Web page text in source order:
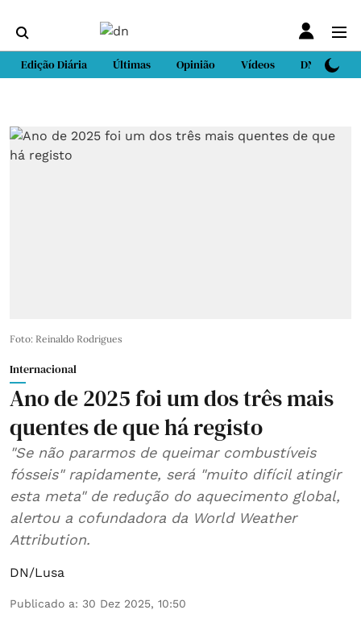
Edição Diária Últimas Opinião Vídeos DN Sport
Foto: Reinaldo Rodrigues
Internacional
Ano de 2025 foi um dos três mais
quentes de que há registo
"Se não pararmos de queimar combustíveis
fósseis" rapidamente, será "muito difícil atingir
esta meta" de redução do aquecimento global,
alertou a cofundadora da World Weather
Attribution.
DN/Lusa
Publicado a: 30 Dez 2025, 10:50